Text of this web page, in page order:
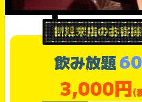
飲み放題
3,000円(